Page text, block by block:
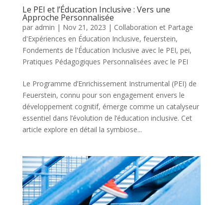
Le PEI et l’Éducation Inclusive : Vers une
Approche Personnalisée
par admin | Nov 21, 2023 | Collaboration et Partage
d'Expériences en Éducation Inclusive, feuerstein,
Fondements de l'Éducation Inclusive avec le PEI, pei,
Pratiques Pédagogiques Personnalisées avec le PEI
Le Programme d’Enrichissement Instrumental (PEI) de
Feuerstein, connu pour son engagement envers le
développement cognitif, émerge comme un catalyseur
essentiel dans l’évolution de l’éducation inclusive. Cet
article explore en détail la symbiose...